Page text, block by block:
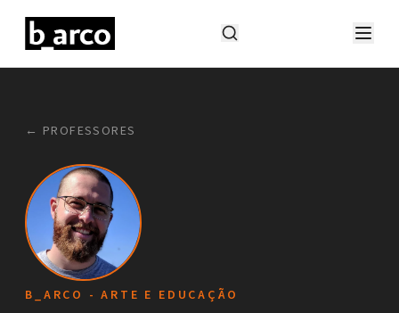
← PROFESSORES
B_ARCO - ARTE E EDUCAÇÃO